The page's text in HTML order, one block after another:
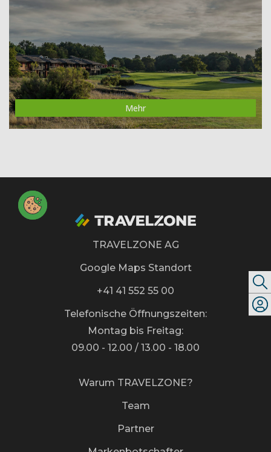
Mehr
TRAVELZONE AG
Google Maps Standort
+41 41 552 55 00
Telefonische Öffnungszeiten:
Montag bis Freitag:
09.00 - 12.00 / 13.00 - 18.00
Warum TRAVELZONE?
Team
Partner